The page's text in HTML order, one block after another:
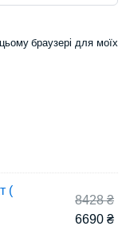
браузері для моїх
(
8428₴
6690₴